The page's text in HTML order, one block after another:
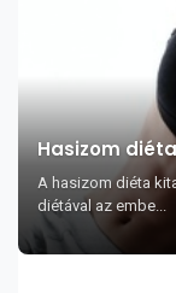
Hasizom diéta
A hasizom diéta
diétával az embe...